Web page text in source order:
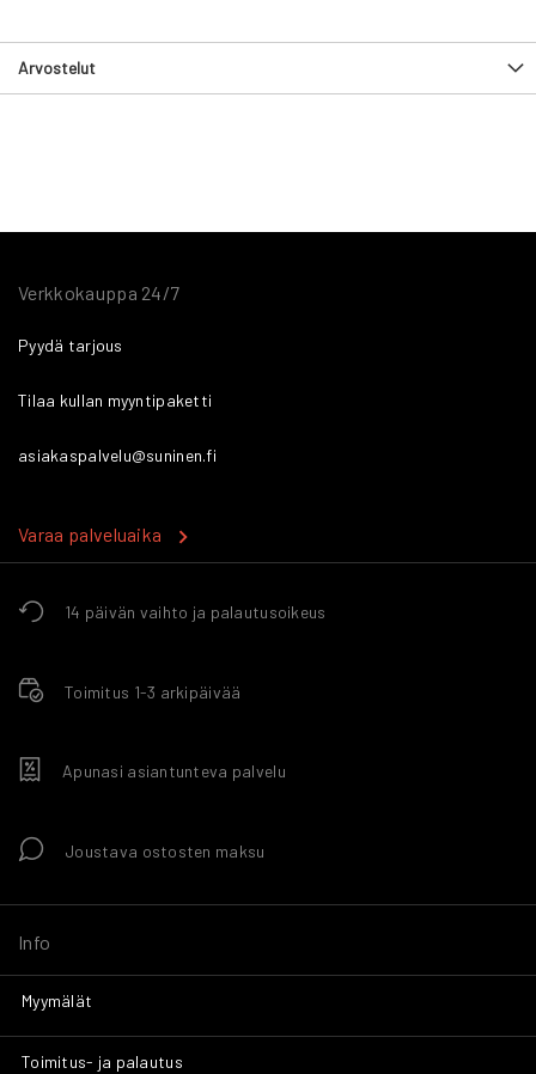
Arvostelut
14 päivän vaihto ja palautusoikeus
Toimitus 1-3 arkipäivää
Apunasi asiantunteva palvelu
Joustava ostosten maksu
Info
Myymälät
Toimitus- ja palautus
Verkkokauppa 24/7
Pyydä tarjous
Tilaa kullan myyntipaketti
asiakaspalvelu@suninen.fi
Varaa palveluaika